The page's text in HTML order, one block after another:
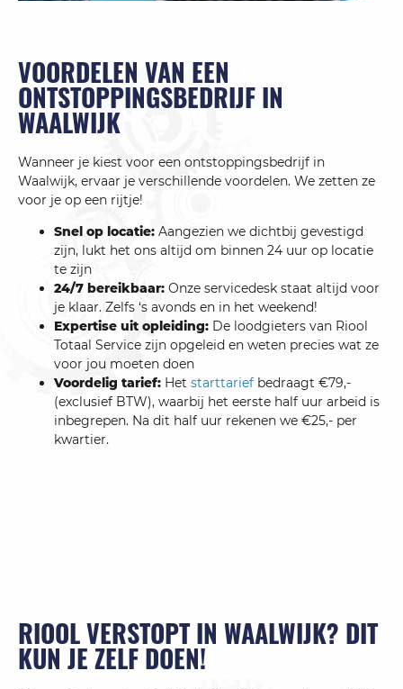
VOORDELEN VAN EEN
ONTSTOPPINGSBEDRIJF IN
WAALWIJK
Wanneer je kiest voor een ontstoppingsbedrijf in
Waalwijk, ervaar je verschillende voordelen. We zetten ze
voor je op een rijtje!
Snel op locatie: Aangezien we dichtbij gevestigd
zijn, lukt het ons altijd om binnen 24 uur op locatie
te zijn
24/7 bereikbaar: Onze servicedesk staat altijd voor
je klaar. Zelfs ‘s avonds en in het weekend!
Expertise uit opleiding: De loodgieters van Riool
Totaal Service zijn opgeleid en weten precies wat ze
voor jou moeten doen
Voordelig tarief: Het starttarief bedraagt €79,-
(exclusief BTW), waarbij het eerste half uur arbeid is
inbegrepen. Na dit half uur rekenen we €25,- per
kwartier.
RIOOL VERSTOPT IN WAALWIJK? DIT
KUN JE ZELF DOEN!